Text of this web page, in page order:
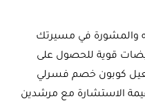
والمشورة في مسيرتك
قوية للحصول على
كوبون خصم فسرلي
حتى 20% على قيمة الاستشارة مع مرشدين